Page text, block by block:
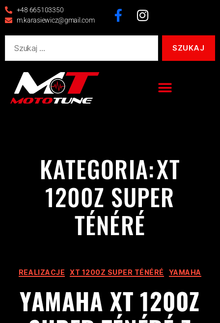
+48 665103350
m.karasiewicz@gmail.com
KATEGORIA:XT
1200Z SUPER
TÉNÉRÉ
REALIZACJE XT 1200Z SUPER TÉNÉRÉ YAMAHA
YAMAHA XT 1200Z